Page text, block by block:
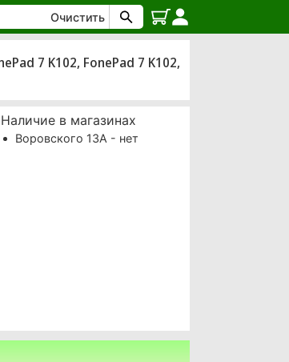
Очистить
7 K102, FonePad 7 K102,
Наличие в магазинах
Воровского 13А - нет